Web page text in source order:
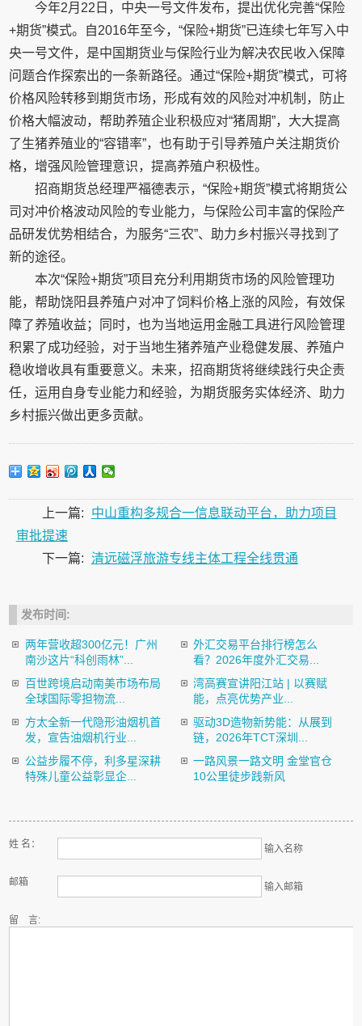
今年2月22日，中央一号文件发布，提出优化完善“保险
+期货”模式。自2016年至今，“保险+期货”已连续七年写入中
央一号文件，是中国期货业与保险行业为解决农民收入保障
问题合作探索出的一条新路径。通过“保险+期货”模式，可将
价格风险转移到期货市场，形成有效的风险对冲机制，防止
价格大幅波动，帮助养殖企业积极应对“猪周期”，大大提高
了生猪养殖业的“容错率”，也有助于引导养殖户关注期货价
格，增强风险管理意识，提高养殖户积极性。
招商期货总经理严福德表示，“保险+期货”模式将期货公
司对冲价格波动风险的专业能力，与保险公司丰富的保险产
品研发优势相结合，为服务“三农”、助力乡村振兴寻找到了
新的途径。
本次“保险+期货”项目充分利用期货市场的风险管理功
能，帮助饶阳县养殖户对冲了饲料价格上涨的风险，有效保
障了养殖收益；同时，也为当地运用金融工具进行风险管理
积累了成功经验，对于当地生猪养殖产业稳健发展、养殖户
稳收增收具有重要意义。未来，招商期货将继续践行央企责
任，运用自身专业能力和经验，为期货服务实体经济、助力
乡村振兴做出更多贡献。
上一篇:
中山重构多规合一信息联动平台，助力项目
审批提速
下一篇: 清远磁浮旅游专线主体工程全线贯通
发布时间:
两年营收超300亿元！广州
南沙这片“科创雨林”...
外汇交易平台排行榜怎么
看？2026年度外汇交易...
百世跨境启动南美市场布局
全球国际零担物流...
湾高赛宣讲阳江站 | 以赛赋
能，点亮优势产业...
方太全新一代隐形油烟机首
发，宣告油烟机行业...
驱动3D造物新势能：从展到
链，2026年TCT深圳...
公益步履不停，利多星深耕
特殊儿童公益彰显企...
一路风景一路文明 金堂官仓
10公里徒步践新风
姓 名： 输入名称
邮箱 输入邮箱
留 言: